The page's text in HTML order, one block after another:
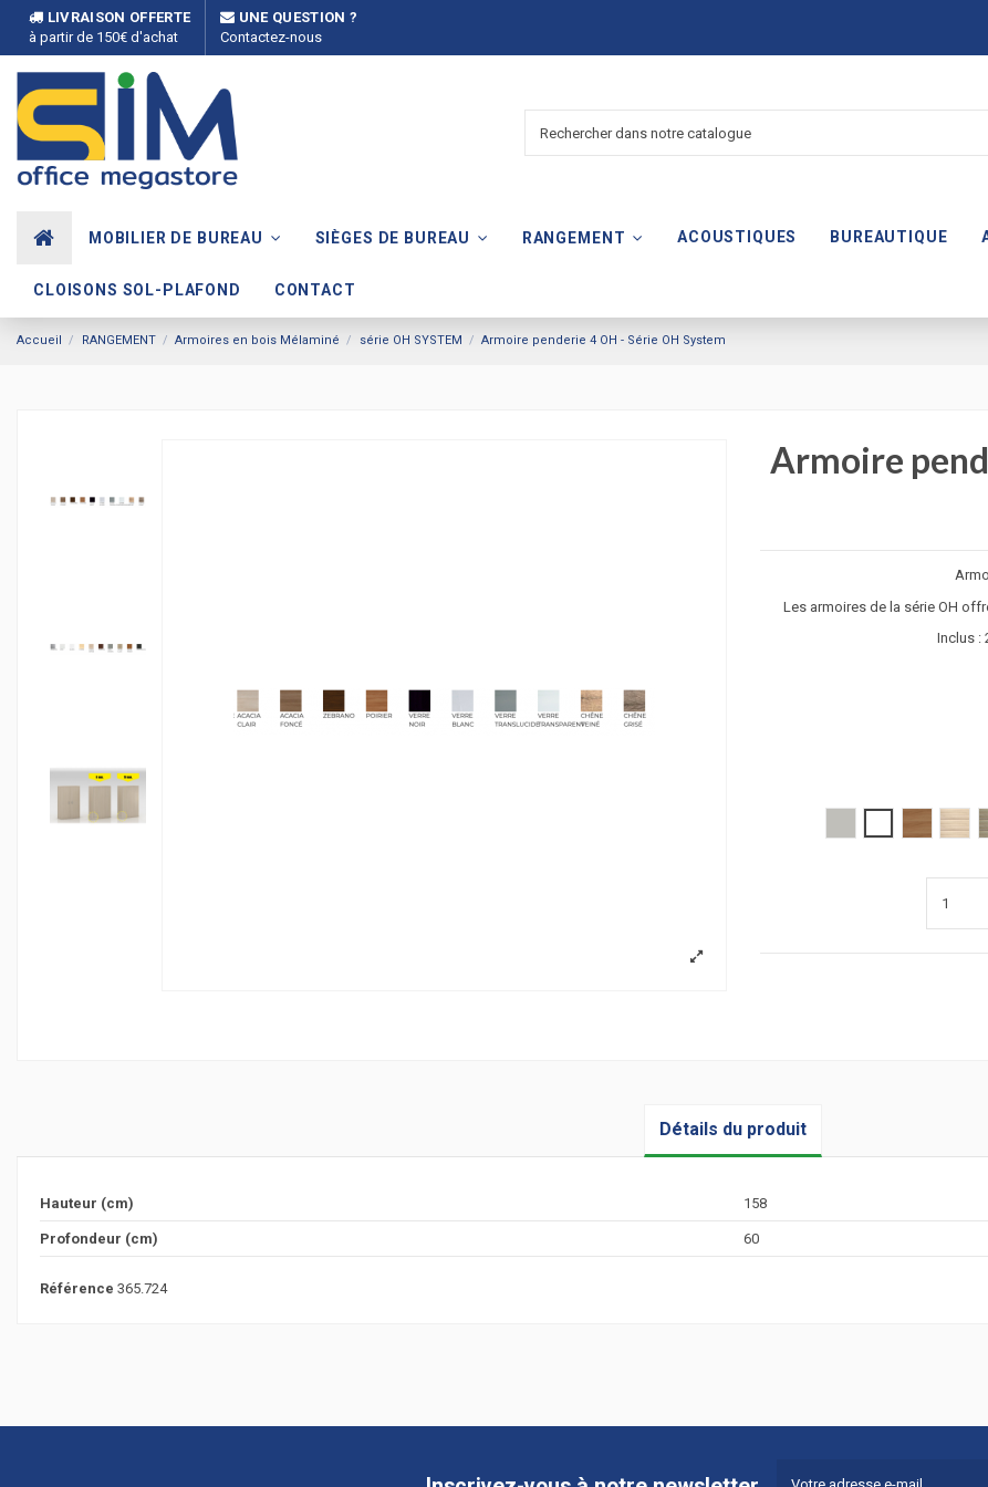
LIVRAISON OFFERTE
à partir de 150€ d'achat
UNE QUESTION ?
Contactez-nous
MOBILIER DE BUREAU SIÈGES DE BUREAU RANGEMENT ACOUSTIQUES BUREAUTIQUE
CLOISONS SOL-PLAFOND CONTACT
Accueil RANGEMENT Armoires en bois Mélaminé série OH SYSTEM Armoire penderie 4 OH - Série OH System
Armoire
Les armoires de la série OH
Inclus :
poirier
Détails du produit
Hauteur (cm) 158
Profondeur (cm) 60
Référence 365.724